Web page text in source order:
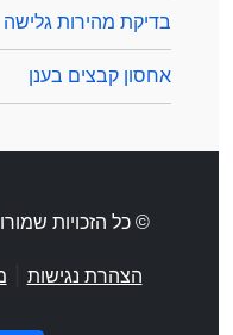
בדיקת מהירות גלישה
אחסון קבצים בענן
© כל הזכויות
הצהרת נגישות